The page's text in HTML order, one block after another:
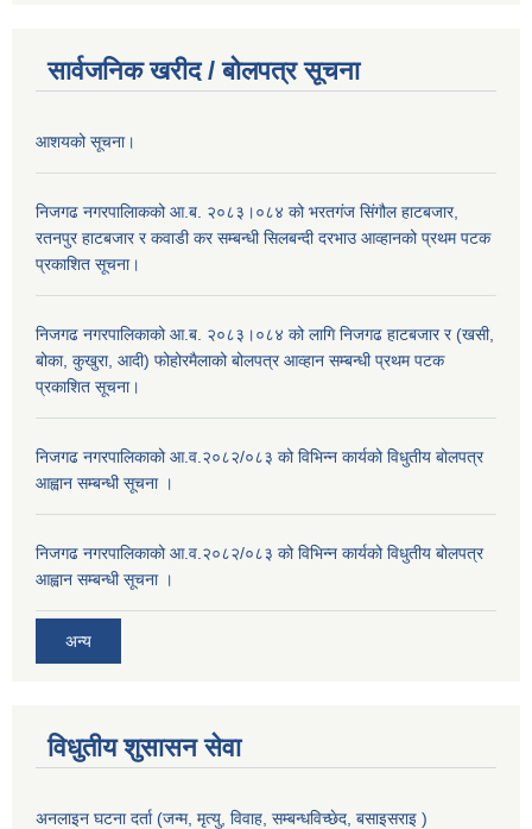
सार्वजनिक खरीद / बोलपत्र सूचना
आशयको सूचना।
निजगढ नगरपालिाकको आ.ब. २०८३।०८४ को भरतगंज सिंगौल हाटबजार,
रतनपुर हाटबजार र कवाडी कर सम्बन्धी सिलबन्दी दरभाउ आव्हानको प्रथम पटक
प्रकाशित सूचना।
निजगढ नगरपालिकाको आ.ब. २०८३।०८४ को लागि निजगढ हाटबजार र (खसी,
बोका, कुखुरा, आदी) फोहोरमैलाको बोलपत्र आव्हान सम्बन्धी प्रथम पटक
प्रकाशित सूचना।
निजगढ नगरपालिकाको आ.व.२०८२/०८३ को विभिन्न कार्यको विधुतीय बोलपत्र
आह्वान सम्बन्धी सूचना ।
निजगढ नगरपालिकाको आ.व.२०८२/०८३ को विभिन्न कार्यको विधुतीय बोलपत्र
आह्वान सम्बन्धी सूचना ।
अन्य
विधुतीय शुसासन सेवा
अनलाइन घटना दर्ता (जन्म, मृत्यु, विवाह, सम्बन्धविच्छेद, बसाइसराइ )